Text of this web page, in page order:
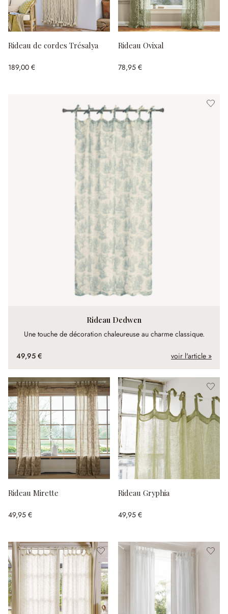
Rideau de cordes Trésalya
189,00 €
Rideau Ovixal
78,95 €
Rideau Dedwen
Une touche de décoration chaleureuse au charme classique.
49,95 € voir l'article »
Rideau Mirette
49,95 €
Rideau Gryphia
49,95 €